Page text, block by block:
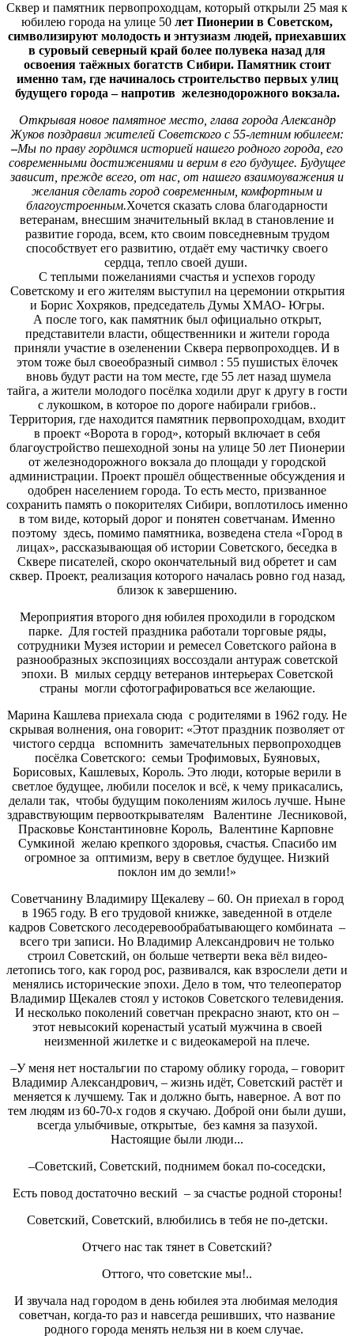
Сквер и памятник первопроходцам, который открыли 25 мая к
юбилею города на улице 50 лет Пионерии в Советском,
символизируют молодость и энтузиазм людей, приехавших
в суровый северный край более полувека назад для
освоения таёжных богатств Сибири. Памятник стоит
именно там, где начиналось строительство первых улиц
будущего города – напротив железнодорожного вокзала.
Открывая новое памятное место, глава города Александр
Жуков поздравил жителей Советского с 55-летним юбилеем:
–Мы по праву гордимся историей нашего родного города, его
современными достижениями и верим в его будущее. Будущее
зависит, прежде всего, от нас, от нашего взаимоуважения и
желания сделать город современным, комфортным и
благоустроенным.Хочется сказать слова благодарности
ветеранам, внесшим значительный вклад в становление и
развитие города, всем, кто своим повседневным трудом
способствует его развитию, отдаёт ему частичку своего
сердца, тепло своей души.
С теплыми пожеланиями счастья и успехов городу
Советскому и его жителям выступил на церемонии открытия
и Борис Хохряков, председатель Думы ХМАО- Югры.
А после того, как памятник был официально открыт,
представители власти, общественники и жители города
приняли участие в озеленении Сквера первопроходцев. И в
этом тоже был своеобразный символ : 55 пушистых ёлочек
вновь будут расти на том месте, где 55 лет назад шумела
тайга, а жители молодого посёлка ходили друг к другу в гости
с лукошком, в которое по дороге набирали грибов..
Территория, где находится памятник первопроходцам, входит
в проект «Ворота в город», который включает в себя
благоустройство пешеходной зоны на улице 50 лет Пионерии
от железнодорожного вокзала до площади у городской
администрации. Проект прошёл общественные обсуждения и
одобрен населением города. То есть место, призванное
сохранить память о покорителях Сибири, воплотилось именно
в том виде, который дорог и понятен советчанам. Именно
поэтому здесь, помимо памятника, возведена стела «Город в
лицах», рассказывающая об истории Советского, беседка в
Сквере писателей, скоро окончательный вид обретет и сам
сквер. Проект, реализация которого началась ровно год назад,
близок к завершению.
Мероприятия второго дня юбилея проходили в городском
парке. Для гостей праздника работали торговые ряды,
сотрудники Музея истории и ремесел Советского района в
разнообразных экспозициях воссоздали антураж советской
эпохи. В милых сердцу ветеранов интерьерах Советской
страны могли сфотографироваться все желающие.
Марина Кашлева приехала сюда с родителями в 1962 году. Не
скрывая волнения, она говорит: «Этот праздник позволяет от
чистого сердца вспомнить замечательных первопроходцев
посёлка Советского: семьи Трофимовых, Буяновых,
Борисовых, Кашлевых, Король. Это люди, которые верили в
светлое будущее, любили поселок и всё, к чему прикасались,
делали так, чтобы будущим поколениям жилось лучше. Ныне
здравствующим первооткрывателям Валентине Лесниковой,
Прасковье Константиновне Король, Валентине Карповне
Сумкиной желаю крепкого здоровья, счастья. Спасибо им
огромное за оптимизм, веру в светлое будущее. Низкий
поклон им до земли!»
Советчанину Владимиру Щекалеву – 60. Он приехал в город
в 1965 году. В его трудовой книжке, заведенной в отделе
кадров Советского лесодеревообрабатывающего комбината –
всего три записи. Но Владимир Александрович не только
строил Советский, он больше четверти века вёл видео-
летопись того, как город рос, развивался, как взрослели дети и
менялись исторические эпохи. Дело в том, что телеоператор
Владимир Щекалев стоял у истоков Советского телевидения.
И несколько поколений советчан прекрасно знают, кто он –
этот невысокий коренастый усатый мужчина в своей
неизменной жилетке и с видеокамерой на плече.
–У меня нет ностальгии по старому облику города, – говорит
Владимир Александрович, – жизнь идёт, Советский растёт и
меняется к лучшему. Так и должно быть, наверное. А вот по
тем людям из 60-70-х годов я скучаю. Доброй они были души,
всегда улыбчивые, открытые, без камня за пазухой.
Настоящие были люди...
–Советский, Советский, поднимем бокал по-соседски,
Есть повод достаточно веский – за счастье родной стороны!
Советский, Советский, влюбились в тебя не по-детски.
Отчего нас так тянет в Советский?
Оттого, что советские мы!..
И звучала над городом в день юбилея эта любимая мелодия
советчан, когда-то раз и навсегда решивших, что название
родного города менять нельзя ни в коем случае.